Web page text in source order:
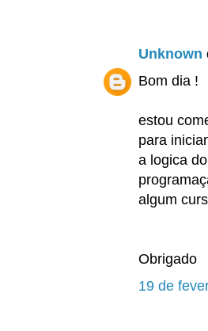
Unknown
Bom dia !
estou
para
a logica
algum
Obrigado
19 de